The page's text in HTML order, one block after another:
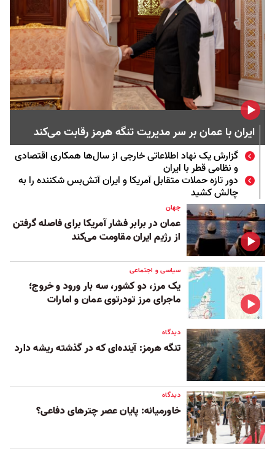
ایران با عمان بر سر مدیریت تنگه هرمز رقابت می‌کند
گزارش یک نهاد اطلاعاتی خارجی از سال‌ها همکاری اقتصادی
و نظامی قطر با ایران
دور تازه حملات متقابل آمریکا و ایران آتش‌بس شکننده را به
چالش کشید
جهان
عمان در برابر فشار آمریکا برای فاصله گرفتن
از رژیم ایران مقاومت می‌کند
سیاسی و اجتماعی
یک مرز، دو کشور، سه بار ورود و خروج؛
ماجرای مرز تودرتوی عمان و امارات
دیدگاه
تنگه هرمز: آینده‌ای که در گذشته ریشه دارد
دیدگاه
خاورمیانه: پایان عصر چترهای دفاعی؟